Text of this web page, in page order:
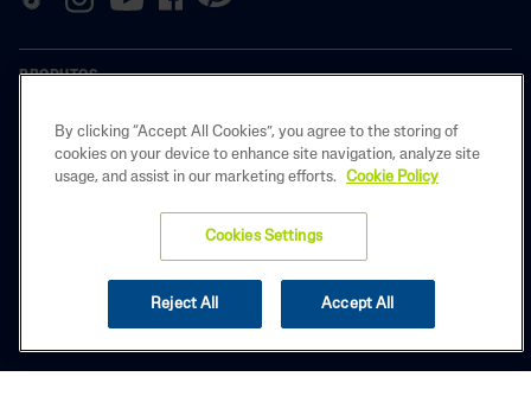
PRODUTOS
INFORMAÇÕES
INFORMAÇÕES LEGAIS
Copyright © 2025 Galderma Brasil. Todos os direitos reservados. As
imagens contidas no site são meramente ilustrativas. BR-CET-2500510 |
By clicking “Accept All Cookies”, you agree to the storing of
cookies on your device to enhance site navigation, analyze site
usage, and assist in our marketing efforts.
Cookie Policy
Cookies Settings
Reject All Accept All